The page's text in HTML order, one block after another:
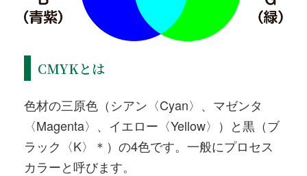
CMYKとは
色材の三原色（シアン〈Cyan〉、マゼンタ
〈Magenta〉、イエロー〈Yellow〉）と黒（ブ
ラック〈K〉＊）の4色です。一般にプロセス
カラーと呼びます。